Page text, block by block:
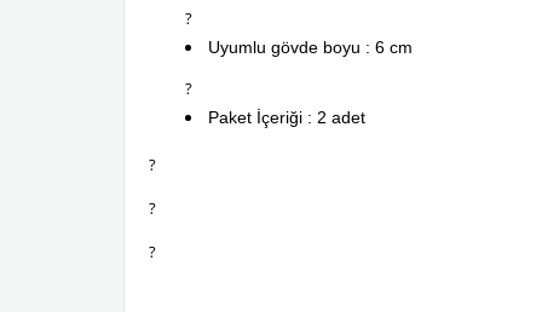
?
Uyumlu gövde boyu : 6 cm
?
Paket İçeriği : 2 adet
?
?
?